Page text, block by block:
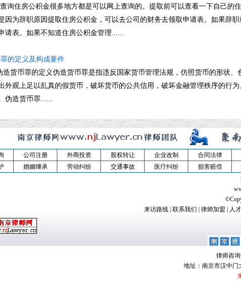
住房公积金很多地方都是可以网上查询的。提取前可以查看一下自己的
因为辞职原因提取住房公积金，可以去公司的财务去领取申请表。如果辞
请表。如果不知道住房公积金管理......
的定义及构成要件
货币罪的定义伪造货币罪是指违反国家货币管理法规，仿照货币的形状、
外观上足以乱真的假货币，破坏货币的公共信用，破坏金融管理秩序的行
伪造货币罪......
公司注册 外商投资 股权转让 企业改制 合同法律
婚姻继承 劳动纠纷 交通事故 医疗纠纷 损害赔偿
来访路线 联系我们 律师加盟 人
律师咨
地址：南京市汉中门